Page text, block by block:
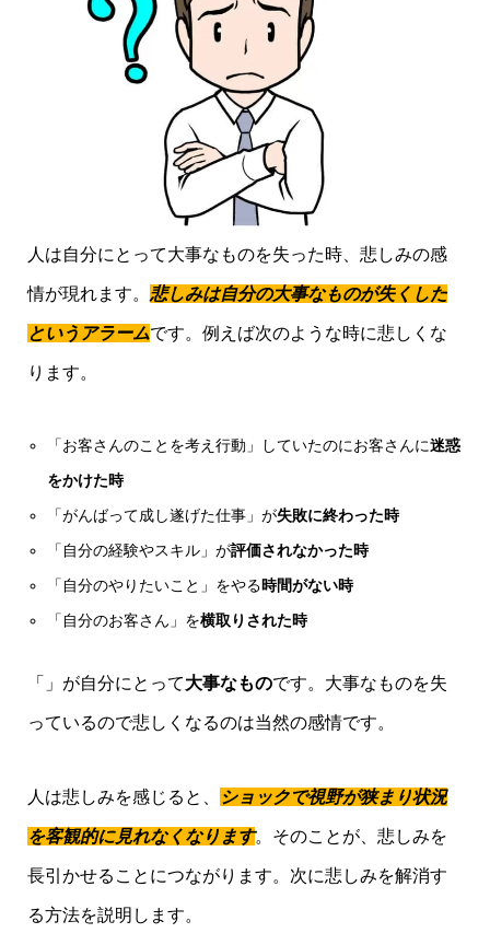
人は自分にとって大事なものを失った時、悲しみの感
情が現れます。 悲しみは自分の大事なものが失くした
というアラームです。例えば次のような時に悲しくな
ります。
「お客さんのことを考え行動」していたのにお客さんに迷惑
をかけた時
「がんばって成し遂げた仕事」が失敗に終わった時
「自分の経験やスキル」が評価されなかった時
「自分のやりたいこと」をやる時間がない時
「自分のお客さん」を横取りされた時
「」が自分にとって大事なものです。大事なものを失
っているので悲しくなるのは当然の感情です。
人は悲しみを感じると、 ショックで視野が狭まり状況
を客観的に見れなくなります。そのことが、悲しみを
長引かせることにつながります。次に悲しみを解消す
る方法を説明します。